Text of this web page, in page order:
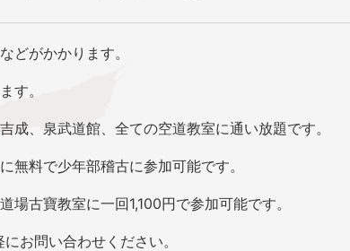
どがかかります。
す。
成、泉武道館、全ての空道教室に通い放題です。
無料で少年部稽古に参加可能です。
場古寶教室に一回1,100円で参加可能です。
お問い合わせください。